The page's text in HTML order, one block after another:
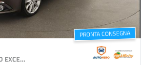
PRONTA CONSEGNA
MAZDA3 2.2 SKYACTIV-D EXCEED